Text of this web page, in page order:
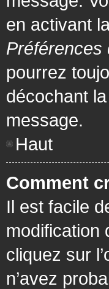
en activant
Préférences
pourrez
décochant
message.
Haut
Comment
Il est facile
modification
cliquez sur
n’avez